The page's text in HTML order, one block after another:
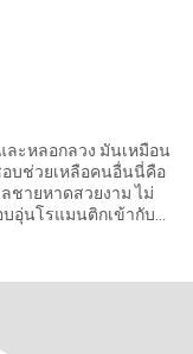
ะหลอกลวง มันเหมือน
บช่วยเหลือคนอื่นนี่คือ
ชายหาดสวยงาม ไม่
อุ่นโรแมนติกเข้ากับ